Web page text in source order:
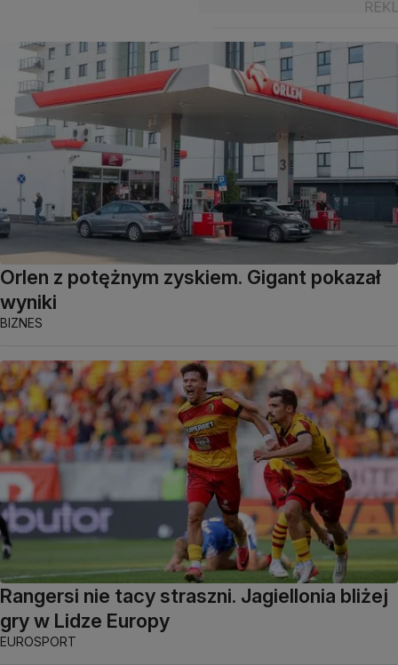
Orlen z potężnym zyskiem. Gigant pokazał
wyniki
BIZNES
Rangersi nie tacy straszni. Jagiellonia bliżej
gry w Lidze Europy
EUROSPORT